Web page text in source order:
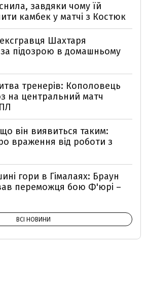
завдяки чому їй
камбек у матчі з Костюк
Шахтаря
підозрою в домашньому
тренерів: Кополовець
на центральний матч
він виявиться таким:
враження від роботи з
гори в Гімалаях: Браун
переможця бою Ф'юрі –
ВСІ НОВИНИ